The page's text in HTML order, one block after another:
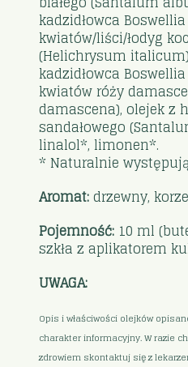
kadzidłowca
kwiatów/liści/łodyg
(Helichrysum
kadzidłowca
kwiatów róży
damascena), olejek z
sandałowego
linalol*, limonen*.
* Naturalnie
Aromat:drzewny,
Pojemność: 10 ml
szkła z aplikatorem
UWAGA:
Opis i właściwości olejków
charakter informacyjny. W razie
zdrowiem skontaktuj się z